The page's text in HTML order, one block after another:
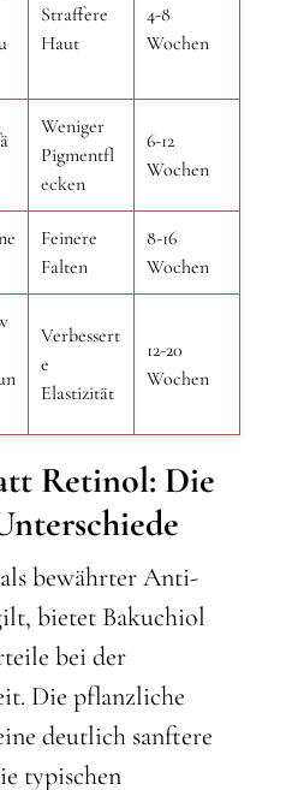
Straffere
Haut
4-8
Wochen
Weniger
Pigmentfl
ecken
6-12
Wochen
Feinere
Falten
8-16
Wochen
Verbessert
e
Elastizität
12-20
Wochen
Retinol: Die
bewährter Anti-
bietet Bakuchiol
bei der
Die pflanzliche
deutlich sanftere
typischen